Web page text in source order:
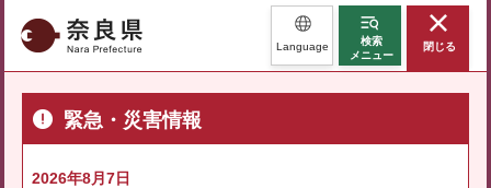
奈良県 Language
検索
メニュー
閉じる
緊急・災害情報
2026年8月7日